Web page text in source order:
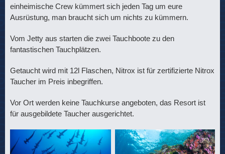
einheimische Crew kümmert sich jeden Tag um eure
Ausrüstung, man braucht sich um nichts zu kümmern.
Vom Jetty aus starten die zwei Tauchboote zu den
fantastischen Tauchplätzen.
Getaucht wird mit 12l Flaschen, Nitrox ist für zertifizierte Nitrox
Taucher im Preis inbegriffen.
Vor Ort werden keine Tauchkurse angeboten, das Resort ist
für ausgebildete Taucher ausgerichtet.